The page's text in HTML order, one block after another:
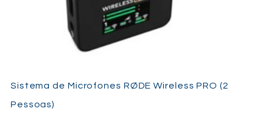
Sistema de Microfones RØDE Wireless PRO (2
Pessoas)